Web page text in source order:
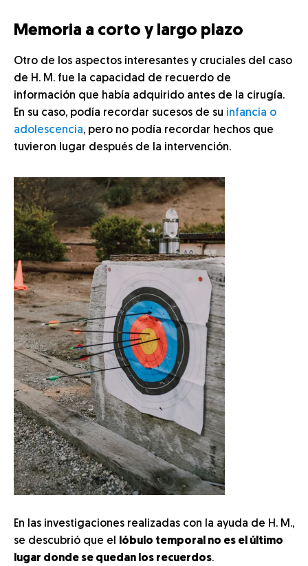
Memoria a corto y largo plazo
Otro de los aspectos interesantes y cruciales del caso
de H. M. fue la capacidad de recuerdo de
información que había adquirido antes de la cirugía.
En su caso, podía recordar sucesos de su infancia o
adolescencia, pero no podía recordar hechos que
tuvieron lugar después de la intervención.
En las investigaciones realizadas con la ayuda de H. M.,
se descubrió que el
lóbulo temporal no es el último
lugar donde se quedan los recuerdos.